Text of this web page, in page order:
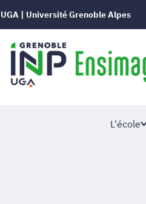
| Université Grenoble Alpes
L'école